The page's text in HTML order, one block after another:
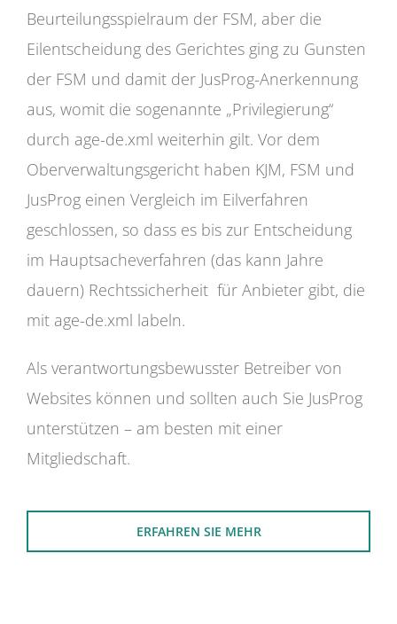
Beurteilungsspielraum der FSM, aber die
Eilentscheidung des Gerichtes ging zu Gunsten
der FSM und damit der JusProg-Anerkennung
aus, womit die sogenannte „Privilegierung“
durch age-de.xml weiterhin gilt. Vor dem
Oberverwaltungsgericht haben KJM, FSM und
JusProg einen Vergleich im Eilverfahren
geschlossen, so dass es bis zur Entscheidung
im Hauptsacheverfahren (das kann Jahre
dauern) Rechtssicherheit für Anbieter gibt, die
mit age-de.xml labeln.
Als verantwortungsbewusster Betreiber von
Websites können und sollten auch Sie JusProg
unterstützen – am besten mit einer
Mitgliedschaft.
ERFAHREN SIE MEHR